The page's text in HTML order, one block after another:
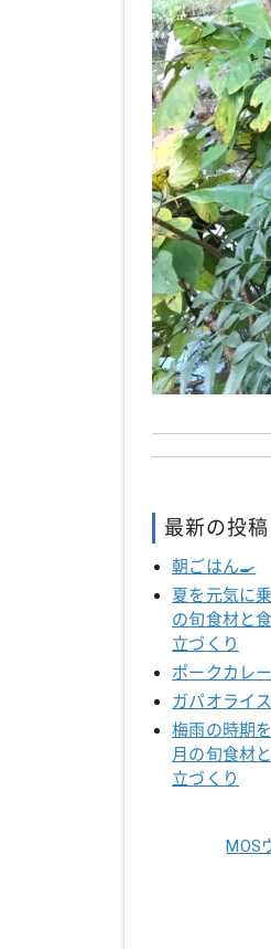
最新の投稿
朝ごはん🍳
夏を元気に
の旬食材と
立づくり
ポークカレ
ガパオライ
梅雨の時期
月の旬食材
立づくり
MOS